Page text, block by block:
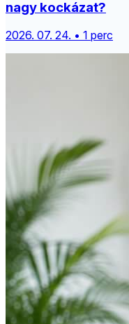
nagy kockázat?
2026. 07. 24. • 1 perc